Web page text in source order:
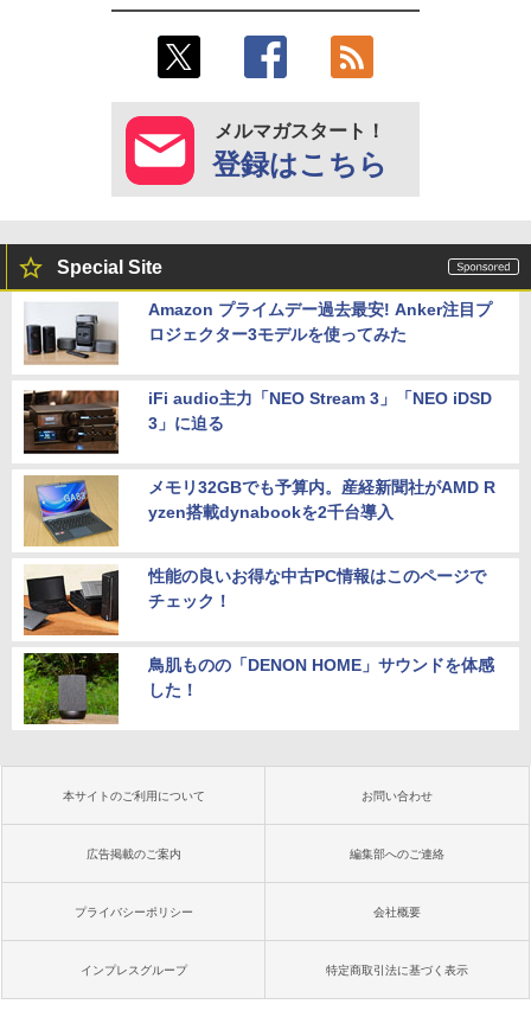
メルマガスタート！
登録はこちら
Special Site
Amazon プライムデー過去最安! Anker注目プ
ロジェクター3モデルを使ってみた
iFi audio主力「NEO Stream 3」「NEO iDSD
3」に迫る
メモリ32GBでも予算内。産経新聞社がAMD R
yzen搭載dynabookを2千台導入
性能の良いお得な中古PC情報はこのページで
チェック！
鳥肌ものの「DENON HOME」サウンドを体感
した！
本サイトのご利用について お問い合わせ
広告掲載のご案内 編集部へのご連絡
プライバシーポリシー 会社概要
インプレスグループ 特定商取引法に基づく表示